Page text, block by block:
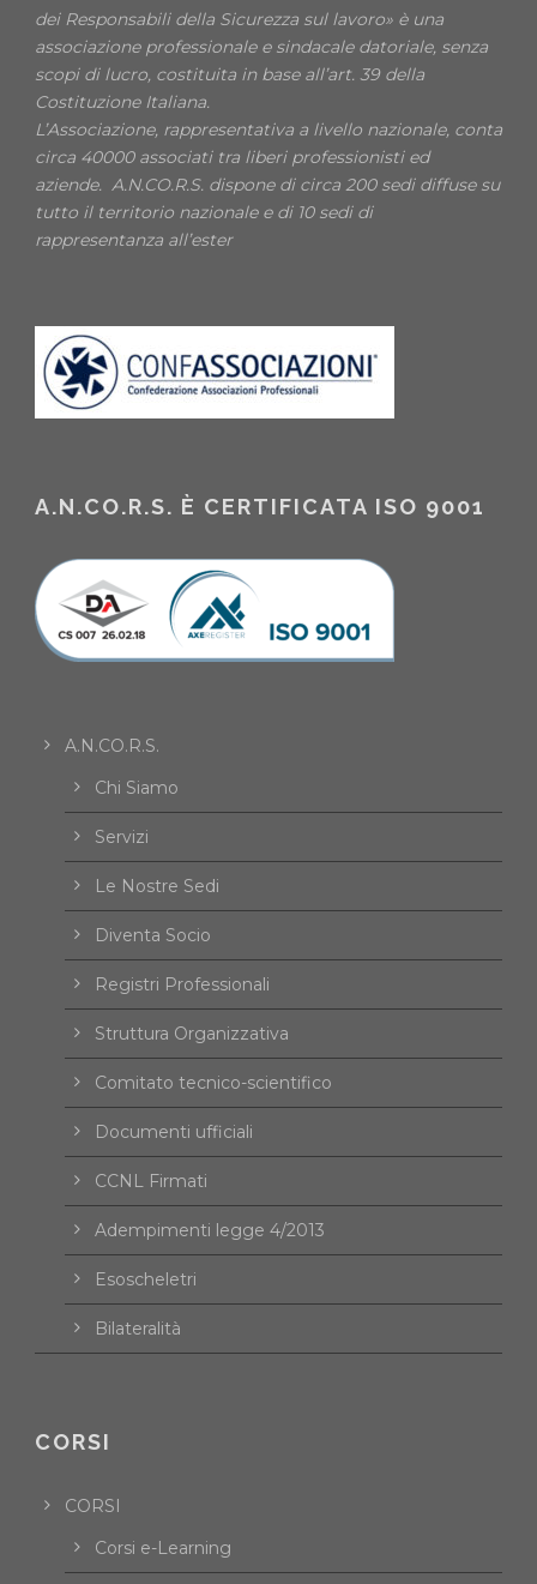
dei Responsabili della Sicurezza sul lavoro» è una
associazione professionale e sindacale datoriale, senza
scopi di lucro, costituita in base all’art. 39 della
Costituzione Italiana.
L’Associazione, rappresentativa a livello nazionale, conta
circa 40000 associati tra liberi professionisti ed
aziende. A.N.CO.R.S. dispone di circa 200 sedi diffuse su
tutto il territorio nazionale e di 10 sedi di
rappresentanza all’ester
A.N.CO.R.S. È CERTIFICATA ISO 9001
A.N.CO.R.S.
Chi Siamo
Servizi
Le Nostre Sedi
Diventa Socio
Registri Professionali
Struttura Organizzativa
Comitato tecnico-scientifico
Documenti ufficiali
CCNL Firmati
Adempimenti legge 4/2013
Esoscheletri
Bilateralità
CORSI
CORSI
Corsi e-Learning